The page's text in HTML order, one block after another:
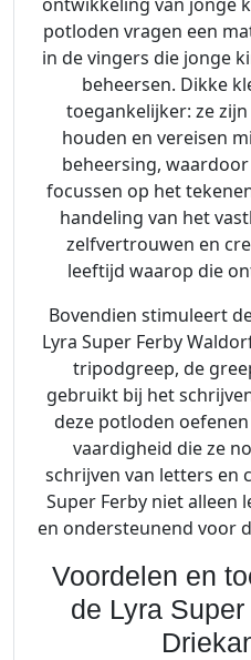
ontwikkeling van jonge
potloden vragen een
in de vingers die jonge
beheersen. Dikke
toegankelijker: ze
houden en vereisen
beheersing,
focussen op het
handeling van het
zelfvertrouwen en
leeftijd waarop die
Bovendien stimuleert
Lyra Super Ferby
tripodgreep, de
gebruikt bij het
deze potloden
vaardigheid die ze
schrijven van letters en
Super Ferby niet alleen
en ondersteunend voor
Voordelen en
de Lyra